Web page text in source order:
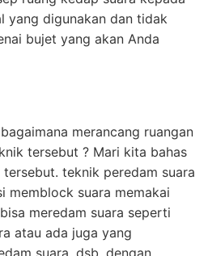
yang digunakan dan tidak
bujet yang akan Anda
merancang ruangan
tersebut ? Mari kita bahas
teknik peredam suara
memblock suara memakai
meredam suara seperti
atau ada juga yang